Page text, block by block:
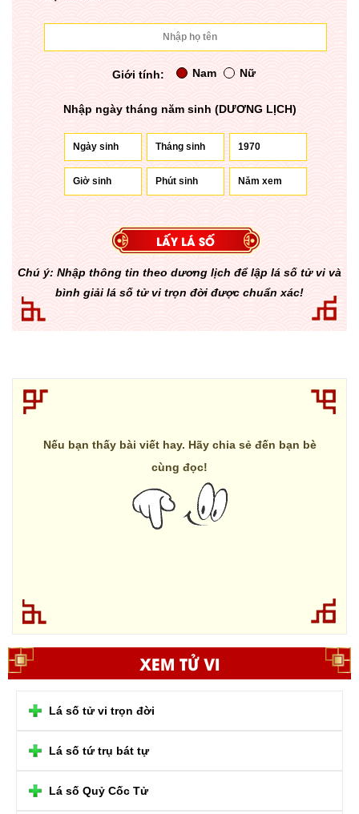
Giới tính: Nam Nữ
Nhập ngày tháng năm sinh (DƯƠNG LỊCH)
Chú ý: Nhập thông tin theo dương lịch để lập lá số tử vi và
bình giải lá số tử vi trọn đời được chuẩn xác!
Nếu bạn thấy bài viết hay. Hãy chia sẻ đến bạn bè
cùng đọc!
XEM TỬ VI
Lá số tử vi trọn đời
Lá số tứ trụ bát tự
Lá số Quỷ Cốc Tử